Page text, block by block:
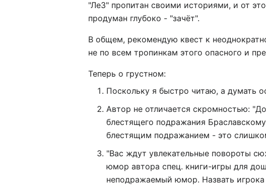
"ЛеЗ" пропитан своими историями, и от
продуман глубоко - "зачёт".
В общем, рекомендую квест к
не по всем тропинкам этого опасного и
Теперь о грустном:
Поскольку я быстро читаю, а думать
Автор не отличается скромностью:
блестящего подражания
блестящим подражанием - это
"Вас ждут увлекательные повороты
юмор автора спец. книги-игры для
неподражаемый юмор. Назвать